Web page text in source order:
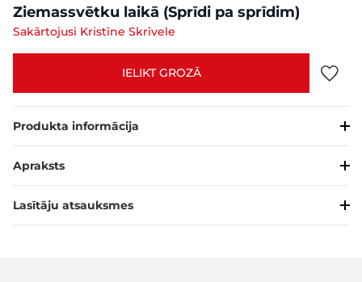
Ziemassvētku laikā (Sprīdi pa sprīdim)
Sakārtojusi Kristīne Skrīvele
IELIKT GROZĀ
Produkta informācija
Apraksts
Lasītāju atsauksmes